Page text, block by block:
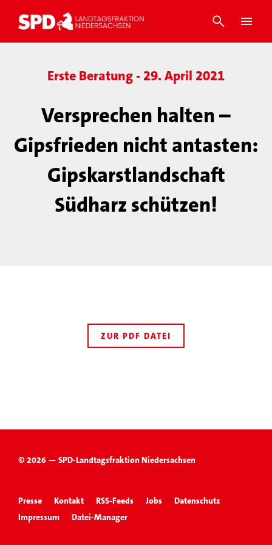
Erste Beratung - 29. April 2021
Versprechen halten –
Gipsfrieden nicht antasten:
Gipskarstlandschaft
Südharz schützen!
ZUR PDF DATEI
© 2026 — SPD-Landtagsfraktion Niedersachsen
Presse Kontakt RSS-Feeds Jobs
Datenschutz
Impressum
Datei-Manager